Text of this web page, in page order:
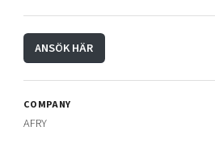
ANSÖK HÄR
COMPANY
AFRY